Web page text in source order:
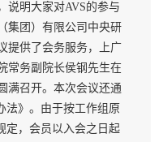
说明大家对AVS的参与
集团）有限公司中央研
提供了会务服务，上广
常务副院长侯钢先生在
满召开。本次会议还通
法》。由于按工作组原
定，会员以入会之日起